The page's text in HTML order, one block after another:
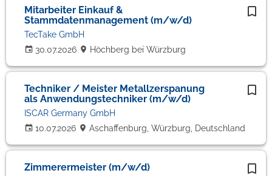
Mitarbeiter Einkauf &
Stammdatenmanagement (m/w/d)
30.07.2026
TecTake GmbH
Höchberg bei Würzburg
Techniker / Meister Metallzerspanung
als Anwendungstechniker (m/w/d)
10.07.2026
ISCAR Germany GmbH
Aschaffenburg, Würzburg, Deutschland
Zimmerermeister (m/w/d)